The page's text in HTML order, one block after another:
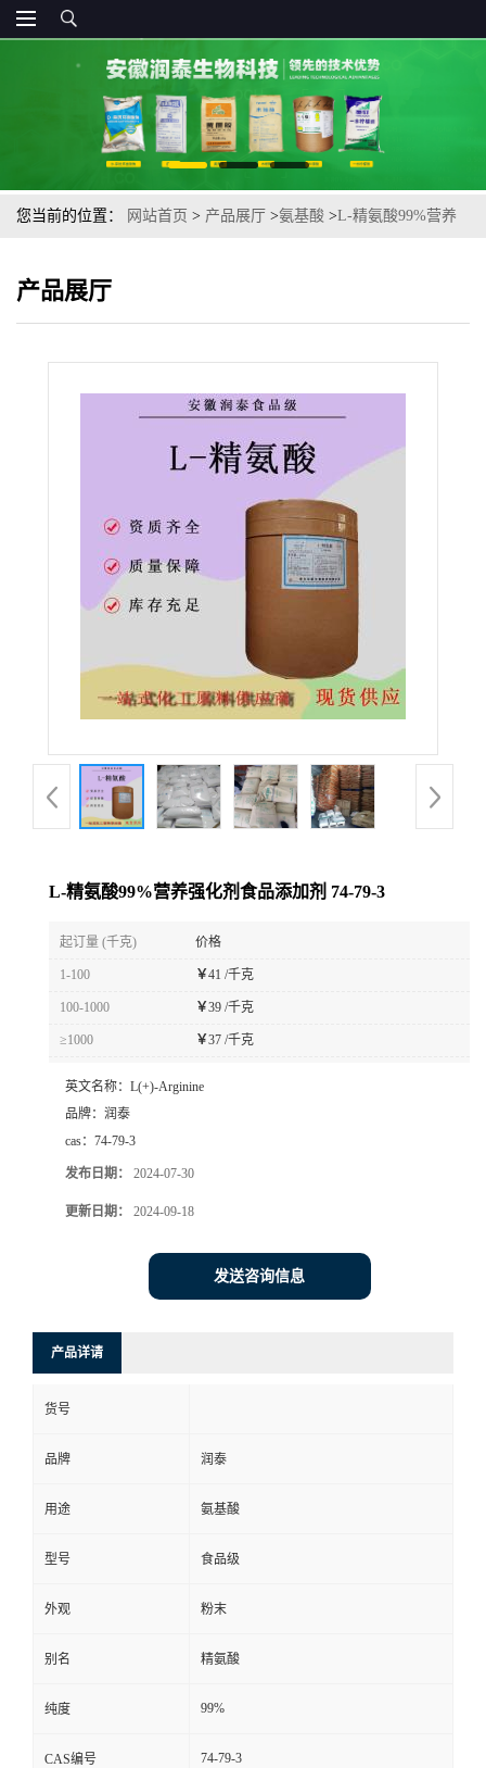
您当前的位置： 网站首页 > 产品展厅 >氨基酸 >L-精氨酸99%营养
产品展厅
L-精氨酸99%营养强化剂食品添加剂 74-79-3
起订量 (千克) 价格
1-100 ￥41 /千克
100-1000 ￥39 /千克
≥1000 ￥37 /千克
英文名称： L(+)-Arginine
品牌： 润泰
cas： 74-79-3
发布日期： 2024-07-30
更新日期： 2024-09-18
发送咨询信息
产品详请
货号
品牌 润泰
用途 氨基酸
型号 食品级
外观 粉末
别名 精氨酸
纯度 99%
CAS编号 74-79-3